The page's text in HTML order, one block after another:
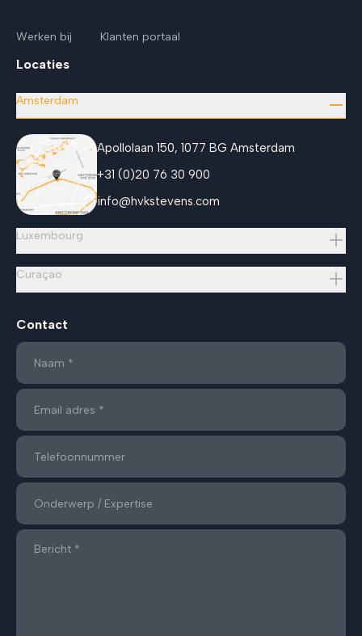
Werken bij Klanten portaal
Locaties
Amsterdam
Apollolaan 150, 1077 BG Amsterdam
+31 (0)20 76 30 900
info@hvkstevens.com
Luxembourg
Curaçao
Contact